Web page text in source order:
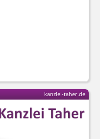
kanzlei-taher.de